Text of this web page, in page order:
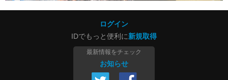
ログイン
IDでもっと便利に新規取得
最新情報をチェック
お知らせ